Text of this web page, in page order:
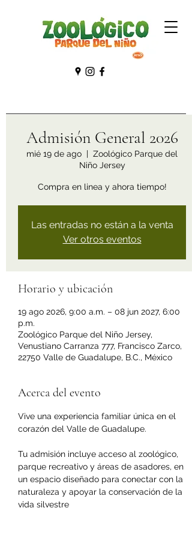
Admisión General 2026
mié 19 de ago
  |
Zoológico Parque del
Niño Jersey
Compra en linea y ahora tiempo!
Las entradas no están a la venta
Ver otros eventos
Horario y ubicación
19 ago 2026, 9:00 a.m. – 08 jun 2027, 6:00
p.m.
Zoológico Parque del Niño Jersey,
Venustiano Carranza 777, Francisco Zarco,
22750 Valle de Guadalupe, B.C., México
Acerca del evento
Vive una experiencia familiar única en el
corazón del Valle de Guadalupe.
Tu admisión incluye acceso al zoológico,
parque recreativo y áreas de asadores, en
un espacio diseñado para conectar con la
naturaleza y apoyar la conservación de la
vida silvestre